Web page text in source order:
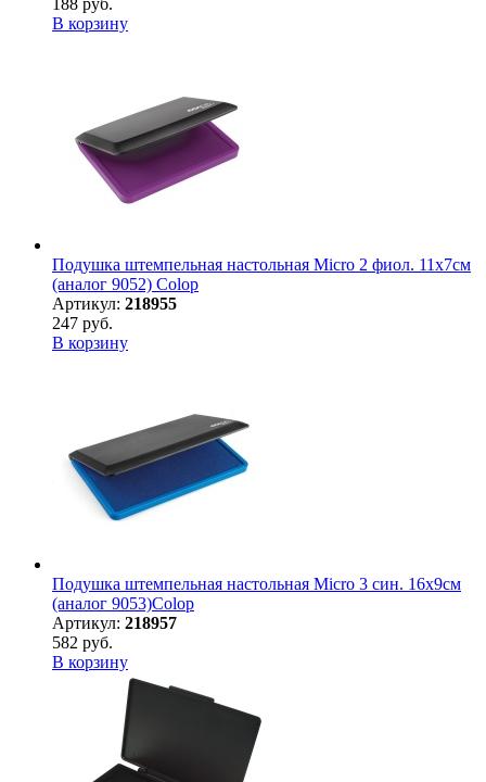
188 руб.
В корзину
Подушка штемпельная настольная Micro 2 фиол. 11х7см
(аналог 9052) Colop
Артикул: 218955
247 руб.
В корзину
Подушка штемпельная настольная Micro 3 син. 16х9см
(аналог 9053)Colop
Артикул: 218957
582 руб.
В корзину